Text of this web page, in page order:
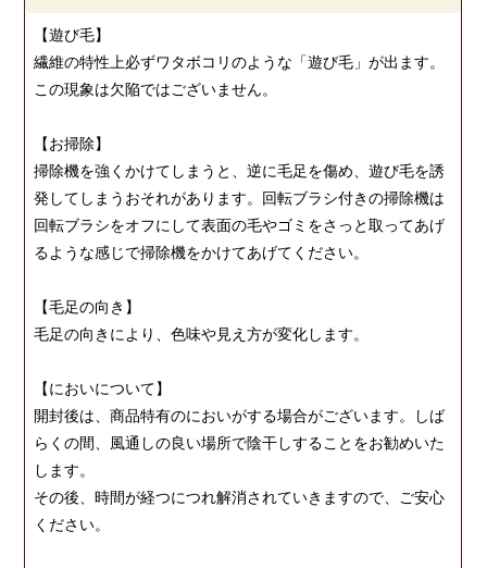
【遊び毛】
繊維の特性上必ずワタボコリのような「遊び毛」が出ます。
この現象は欠陥ではございません。
【お掃除】
掃除機を強くかけてしまうと、逆に毛足を傷め、遊び毛を誘
発してしまうおそれがあります。回転ブラシ付きの掃除機は
回転ブラシをオフにして表面の毛やゴミをさっと取ってあげ
るような感じで掃除機をかけてあげてください。
【毛足の向き】
毛足の向きにより、色味や見え方が変化します。
【においについて】
開封後は、商品特有のにおいがする場合がございます。しば
らくの間、風通しの良い場所で陰干しすることをお勧めいた
します。
その後、時間が経つにつれ解消されていきますので、ご安心
ください。